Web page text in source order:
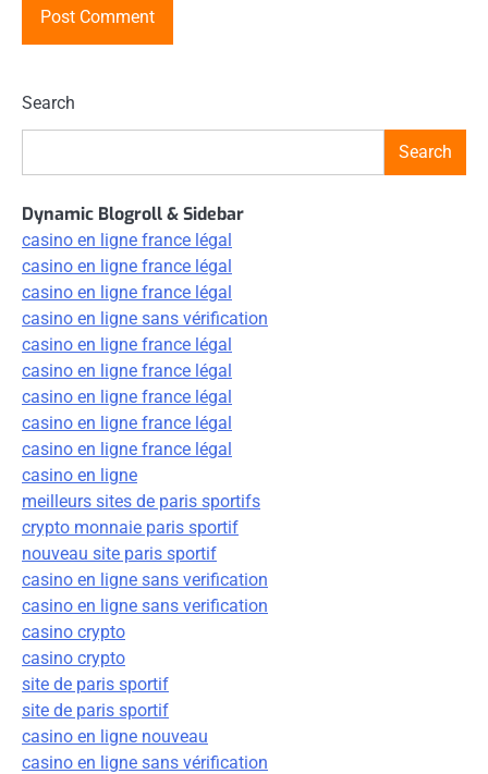
Search
Search
Dynamic Blogroll & Sidebar
casino en ligne france légal
casino en ligne france légal
casino en ligne france légal
casino en ligne sans vérification
casino en ligne france légal
casino en ligne france légal
casino en ligne france légal
casino en ligne france légal
casino en ligne france légal
casino en ligne
meilleurs sites de paris sportifs
crypto monnaie paris sportif
nouveau site paris sportif
casino en ligne sans verification
casino en ligne sans verification
casino crypto
casino crypto
site de paris sportif
site de paris sportif
casino en ligne nouveau
casino en ligne sans vérification